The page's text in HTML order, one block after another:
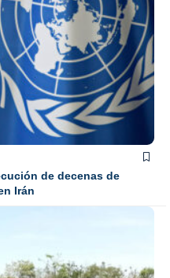
de decenas de
Irán